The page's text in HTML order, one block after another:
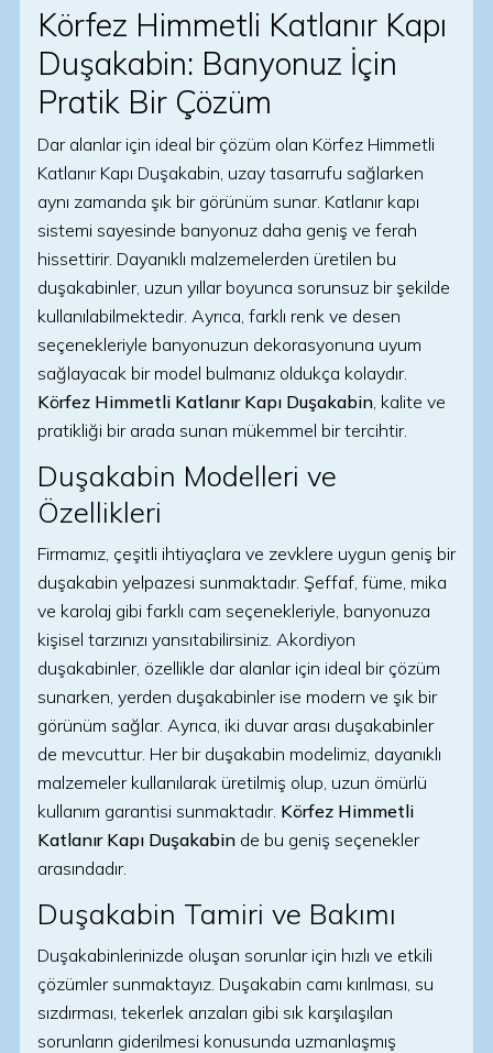
Körfez Himmetli Katlanır Kapı
Duşakabin: Banyonuz İçin
Pratik Bir Çözüm
Dar alanlar için ideal bir çözüm olan Körfez Himmetli
Katlanır Kapı Duşakabin, uzay tasarrufu sağlarken
aynı zamanda şık bir görünüm sunar. Katlanır kapı
sistemi sayesinde banyonuz daha geniş ve ferah
hissettirir. Dayanıklı malzemelerden üretilen bu
duşakabinler, uzun yıllar boyunca sorunsuz bir şekilde
kullanılabilmektedir. Ayrıca, farklı renk ve desen
seçenekleriyle banyonuzun dekorasyonuna uyum
sağlayacak bir model bulmanız oldukça kolaydır.
Körfez Himmetli Katlanır Kapı Duşakabin, kalite ve
pratikliği bir arada sunan mükemmel bir tercihtir.
Duşakabin Modelleri ve
Özellikleri
Firmamız, çeşitli ihtiyaçlara ve zevklere uygun geniş bir
duşakabin yelpazesi sunmaktadır. Şeffaf, füme, mika
ve karolaj gibi farklı cam seçenekleriyle, banyonuza
kişisel tarzınızı yansıtabilirsiniz. Akordiyon
duşakabinler, özellikle dar alanlar için ideal bir çözüm
sunarken, yerden duşakabinler ise modern ve şık bir
görünüm sağlar. Ayrıca, iki duvar arası duşakabinler
de mevcuttur. Her bir duşakabin modelimiz, dayanıklı
malzemeler kullanılarak üretilmiş olup, uzun ömürlü
kullanım garantisi sunmaktadır. Körfez Himmetli
Katlanır Kapı Duşakabin de bu geniş seçenekler
arasındadır.
Duşakabin Tamiri ve Bakımı
Duşakabinlerinizde oluşan sorunlar için hızlı ve etkili
çözümler sunmaktayız. Duşakabin camı kırılması, su
sızdırması, tekerlek arızaları gibi sık karşılaşılan
sorunların giderilmesi konusunda uzmanlaşmış